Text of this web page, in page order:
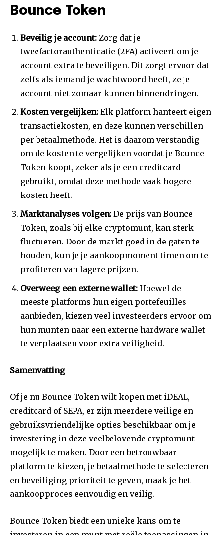
Bounce Token
Beveilig je account: Zorg dat je
tweefactorauthenticatie (2FA) activeert om je
account extra te beveiligen. Dit zorgt ervoor dat
zelfs als iemand je wachtwoord heeft, ze je
account niet zomaar kunnen binnendringen.
Kosten vergelijken: Elk platform hanteert eigen
transactiekosten, en deze kunnen verschillen
per betaalmethode. Het is daarom verstandig
om de kosten te vergelijken voordat je Bounce
Token koopt, zeker als je een creditcard
gebruikt, omdat deze methode vaak hogere
kosten heeft.
Marktanalyses volgen: De prijs van Bounce
Token, zoals bij elke cryptomunt, kan sterk
fluctueren. Door de markt goed in de gaten te
houden, kun je je aankoopmoment timen om te
profiteren van lagere prijzen.
Overweeg een externe wallet: Hoewel de
meeste platforms hun eigen portefeuilles
aanbieden, kiezen veel investeerders ervoor om
hun munten naar een externe hardware wallet
te verplaatsen voor extra veiligheid.
Samenvatting
Of je nu Bounce Token wilt kopen met iDEAL,
creditcard of SEPA, er zijn meerdere veilige en
gebruiksvriendelijke opties beschikbaar om je
investering in deze veelbelovende cryptomunt
mogelijk te maken. Door een betrouwbaar
platform te kiezen, je betaalmethode te selecteren
en beveiliging prioriteit te geven, maak je het
aankoopproces eenvoudig en veilig.
Bounce Token biedt een unieke kans om te